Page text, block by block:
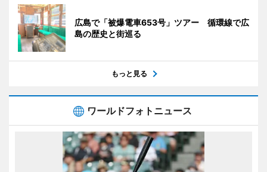
広島で「被爆電車653号」ツアー 循環線で広
島の歴史と街巡る
もっと見る
ワールドフォトニュース